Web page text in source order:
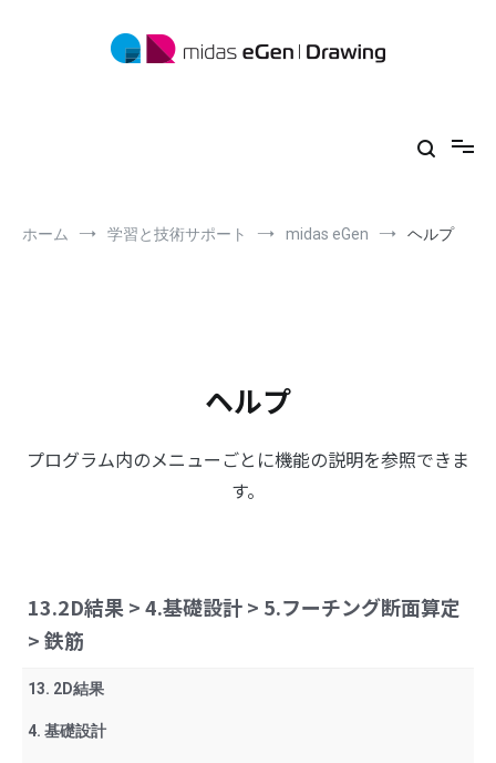
ホーム 学習と技術サポート midas eGen ヘルプ
ヘルプ
プログラム内のメニューごとに機能の説明を参照できま
す。
13.2D結果 > 4.基礎設計 > 5.フーチング断面算定
> 鉄筋
13. 2D結果
4. 基礎設計